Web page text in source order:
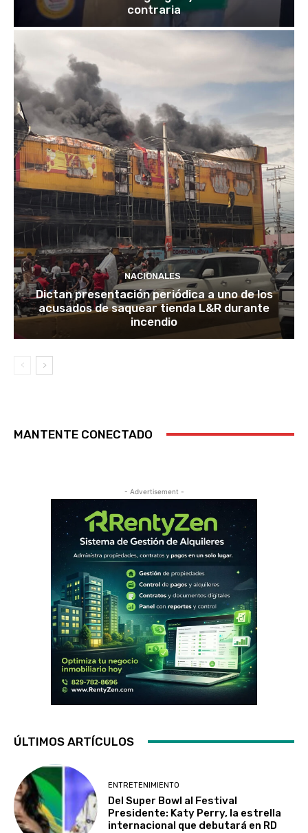
contraria
NACIONALES
Dictan presentación periódica a uno de los
acusados de saquear tienda L&R durante
incendio
MANTENTE CONECTADO
- Advertisement -
ÚLTIMOS ARTÍCULOS
ENTRETENIMIENTO
Del Super Bowl al Festival
Presidente: Katy Perry, la estrella
internacional que debutará en RD